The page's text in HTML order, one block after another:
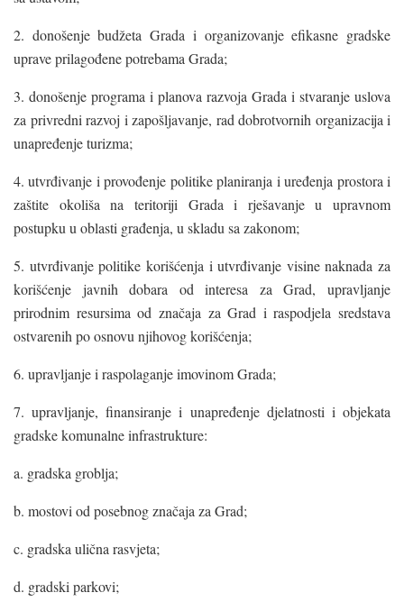
2. donošenje budžeta Grada i organizovanje efikasne gradske
uprave prilagođene potrebama Grada;
3. donošenje programa i planova razvoja Grada i stvaranje uslova
za privredni razvoj i zapošljavanje, rad dobrotvornih organizacija i
unapređenje turizma;
4. utvrđivanje i provođenje politike planiranja i uređenja prostora i
zaštite okoliša na teritoriji Grada i rješavanje u upravnom
postupku u oblasti građenja, u skladu sa zakonom;
5. utvrđivanje politike korišćenja i utvrđivanje visine naknada za
korišćenje javnih dobara od interesa za Grad, upravljanje
prirodnim resursima od značaja za Grad i raspodjela sredstava
ostvarenih po osnovu njihovog korišćenja;
6. upravljanje i raspolaganje imovinom Grada;
7. upravljanje, finansiranje i unapređenje djelatnosti i objekata
gradske komunalne infrastrukture:
a. gradska groblja;
b. mostovi od posebnog značaja za Grad;
c. gradska ulična rasvjeta;
d. gradski parkovi;